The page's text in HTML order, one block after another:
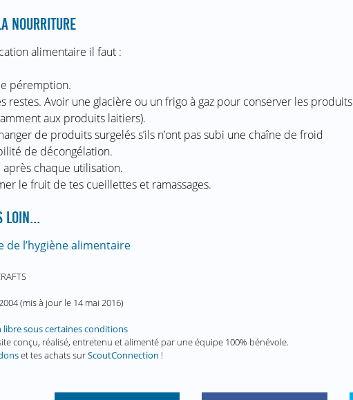
NOURRITURE
alimentaire il faut :
péremption.
restes. Avoir une glacière ou un frigo à gaz pour conserver les produits
aux produits laitiers).
de produits surgelés s’ils n’ont pas subi une chaîne de froid
de décongélation.
chaque utilisation.
le fruit de tes cueillettes et ramassages.
LOIN...
de l’hygiène alimentaire
(mis à jour le 14 mai 2016)
sous certaines conditions
conçu, réalisé, entretenu et alimenté par une équipe 100% bénévole.
et tes achats surScoutConnection !